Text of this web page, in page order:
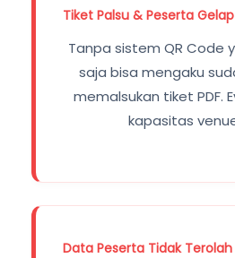
Tiket Palsu & Peserta Gelap
Tanpa sistem QR Code
saja bisa mengaku
memalsukan tiket PDF.
kapasitas
Data Peserta Tidak Terolah